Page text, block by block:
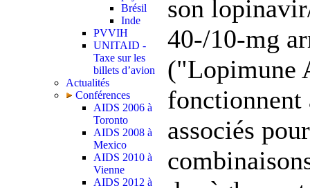
Brésil
Inde
PVVIH
UNITAID -
Taxe sur les
billets d’avion
Actualités
Conférences
AIDS 2006 à
Toronto
AIDS 2008 à
Mexico
AIDS 2010 à
Vienne
AIDS 2012 à
son
40-/10-mg
("Lopimune
fonctionnent
associés